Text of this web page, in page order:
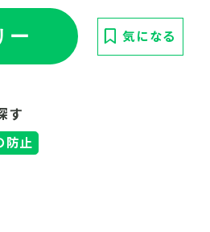
ー 気になる
す
防止